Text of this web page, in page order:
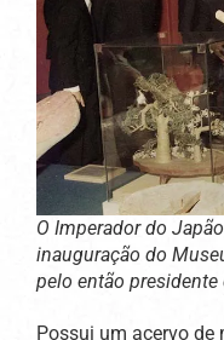
O Imperador do
inauguração do
pelo então
Possui um acervo de